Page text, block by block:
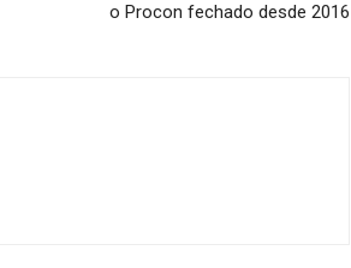
o Procon fechado desde 2016